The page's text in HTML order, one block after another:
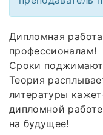
Дипломная
профессионалам!
Сроки
Теория
литературы
дипломной
на будущее!